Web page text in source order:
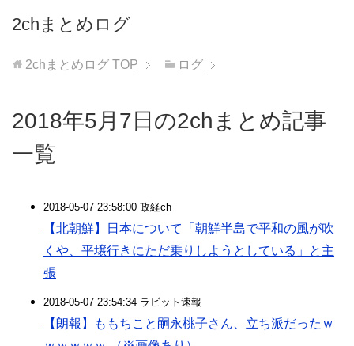
2chまとめログ
2chまとめログ TOP ログ
2018年5月7日の2chまとめ記事
一覧
2018-05-07 23:58:00 政経ch
【北朝鮮】日本について「朝鮮半島で平和の風が吹
くや、平壌行きにただ乗りしようとしている」と主
張
2018-05-07 23:54:34 ラビット速報
【朗報】ももちこと嗣永桃子さん、立ち派だったｗ